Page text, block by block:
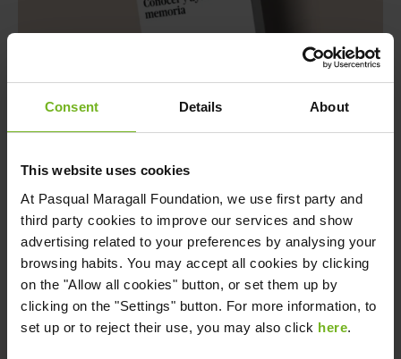
Consent Details About
This website uses cookies
At Pasqual Maragall Foundation, we use first party and
third party cookies to improve our services and show
advertising related to your preferences by analysing your
browsing habits. You may accept all cookies by clicking
on the "Allow all cookies" button, or set them up by
clicking on the "Settings" button. For more information, to
set up or to reject their use, you may also click here.